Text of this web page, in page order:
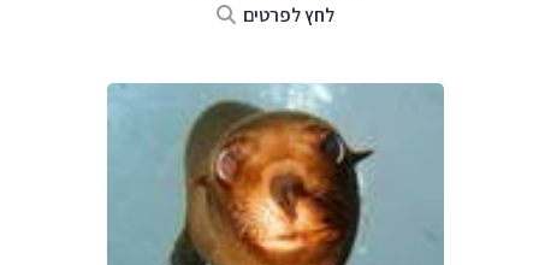
לחץ לפרטים